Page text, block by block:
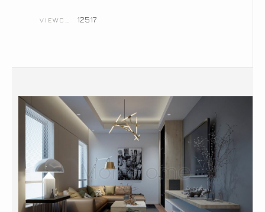
12517